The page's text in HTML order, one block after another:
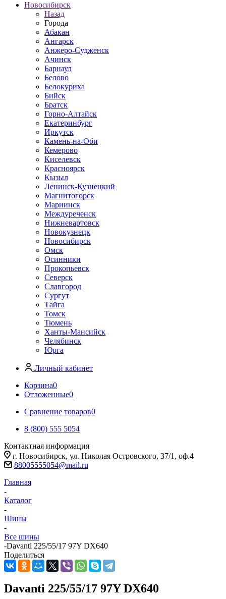
Новосибирск
Назад
Города
Абакан
Ангарск
Анжеро-Судженск
Ачинск
Барнаул
Белово
Белокуриха
Бийск
Братск
Горно-Алтайск
Екатеринбург
Иркутск
Камень-на-Оби
Кемерово
Киселевск
Красноярск
Кызыл
Ленинск-Кузнецкий
Магнитогорск
Мариинск
Междуреченск
Нижневартовск
Новокузнецк
Новосибирск
Омск
Осинники
Прокопьевск
Северск
Славгород
Сургут
Тайга
Томск
Тюмень
Ханты-Мансийск
Челябинск
Юрга
Личный кабинет
Корзина0
Отложенные0
Сравнение товаров0
8 (800) 555 5054
Контактная информация
г. Новосибирск, ул. Николая Островского, 37/1, оф.4
88005555054@mail.ru
Главная
-
Каталог
-
Шины
-
Все шины
-Davanti 225/55/17 97Y DX640
Поделиться
Davanti 225/55/17 97Y DX640